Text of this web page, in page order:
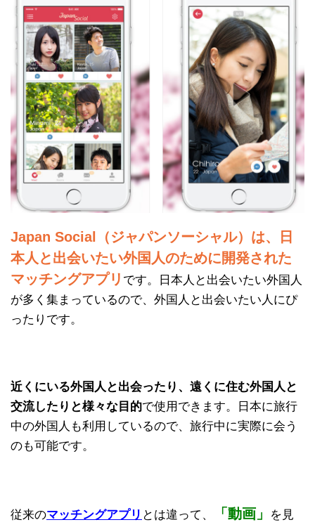
Japan Social（ジャパンソーシャル）は、日
本人と出会いたい外国人のために開発された
マッチングアプリ です。日本人と出会いたい外国人
が多く集まっているので、外国人と出会いたい人にぴ
ったりです。
近くにいる外国人と出会ったり、遠くに住む外国人と
交流したりと様々な目的で使用できます。日本に旅行
中の外国人も利用しているので、旅行中に実際に会う
のも可能です。
従来のマッチングアプリ とは違って、 「動画」
を見